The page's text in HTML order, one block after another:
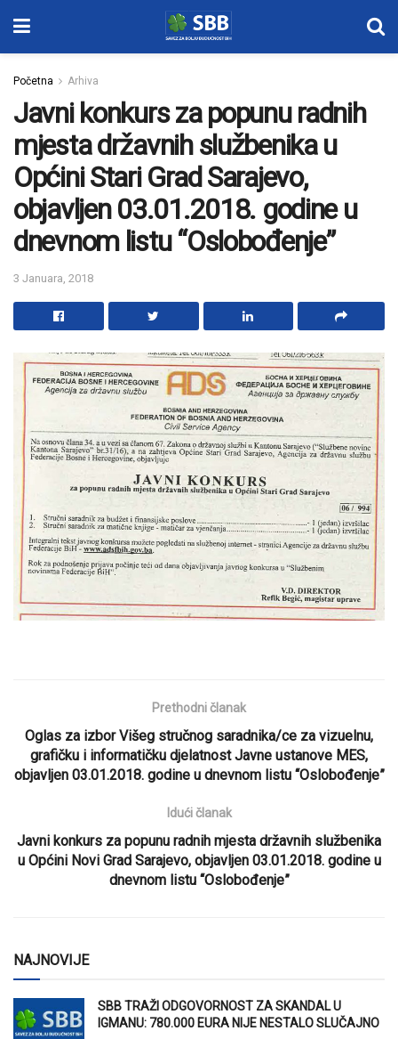
Početna Arhiva
Javni konkurs za popunu radnih
mjesta državnih službenika u
Općini Stari Grad Sarajevo,
objavljen 03.01.2018. godine u
dnevnom listu “Oslobođenje”
3 Januara, 2018
Prethodni članak
Oglas za izbor Višeg stručnog saradnika/ce za vizuelnu,
grafičku i informatičku djelatnost Javne ustanove MES,
objavljen 03.01.2018. godine u dnevnom listu “Oslobođenje”
Idući članak
Javni konkurs za popunu radnih mjesta državnih službenika
u Općini Novi Grad Sarajevo, objavljen 03.01.2018. godine u
dnevnom listu “Oslobođenje”
NAJNOVIJE
SBB TRAŽI ODGOVORNOST ZA SKANDAL U
IGMANU: 780.000 EURA NIJE NESTALO SLUČAJNO